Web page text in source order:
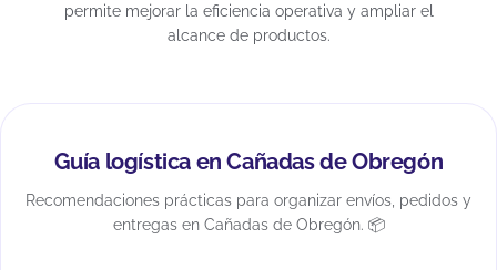
permite mejorar la eficiencia operativa y ampliar el
alcance de productos.
Guía logística en Cañadas de Obregón
Recomendaciones prácticas para organizar envíos, pedidos y
entregas en Cañadas de Obregón. 📦